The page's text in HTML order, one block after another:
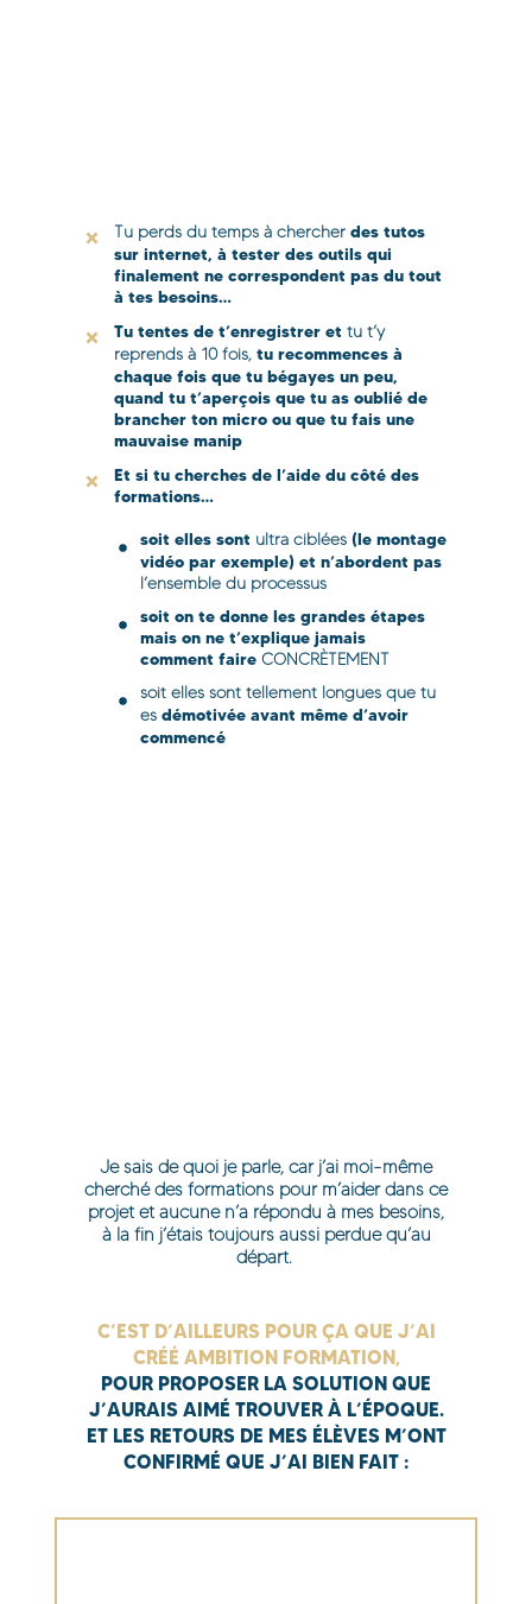
Tu perds du temps à chercher des tutos
sur internet, à tester des outils qui
finalement ne correspondent pas du tout
à tes besoins…
Tu tentes de t’enregistrer et tu t’y
reprends à 10 fois, tu recommences à
chaque fois que tu bégayes un peu,
quand tu t’aperçois que tu as oublié de
brancher ton micro ou que tu fais une
mauvaise manip
Et si tu cherches de l’aide du côté des
formations…
soit elles sont ultra ciblées (le montage
vidéo par exemple) et n’abordent pas
l’ensemble du processus
soit on te donne les grandes étapes
mais on ne t’explique jamais
comment faire CONCRÈTEMENT
soit elles sont tellement longues que tu
esdémotivée avant même d’avoir
commencé
Je sais de quoi je parle, car j’ai moi-même
cherché des formations pour m’aider dans ce
projet et aucune n’a répondu à mes besoins,
à la fin j’étais toujours aussi perdue qu’au
départ.
C’EST D’AILLEURS POUR ÇA QUE J’AI
CRÉÉ AMBITION FORMATION,
POUR PROPOSER LA SOLUTION QUE
J’AURAIS AIMÉ TROUVER À L’ÉPOQUE.
ET LES RETOURS DE MES ÉLÈVES M’ONT
CONFIRMÉ QUE J’AI BIEN FAIT :